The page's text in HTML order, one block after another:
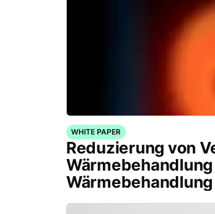
WHITE PAPER
Reduzierung von
Wärmebehandlung